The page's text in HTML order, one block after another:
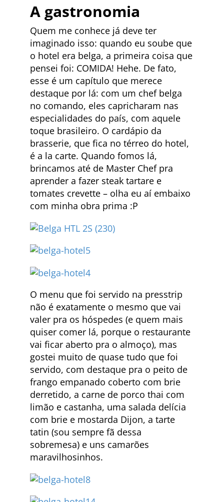
A gastronomia
Quem me conhece já deve ter
imaginado isso: quando eu soube que
o hotel era belga, a primeira coisa que
pensei foi: COMIDA! Hehe. De fato,
esse é um capítulo que merece
destaque por lá: com um chef belga
no comando, eles capricharam nas
especialidades do país, com aquele
toque brasileiro. O cardápio da
brasserie, que fica no térreo do hotel,
é a la carte. Quando fomos lá,
brincamos até de Master Chef pra
aprender a fazer steak tartare e
tomates crevette – olha eu aí embaixo
com minha obra prima :P
O menu que foi servido na presstrip
não é exatamente o mesmo que vai
valer pra os hóspedes (e quem mais
quiser comer lá, porque o restaurante
vai ficar aberto pra o almoço), mas
gostei muito de quase tudo que foi
servido, com destaque pra o peito de
frango empanado coberto com brie
derretido, a carne de porco thai com
limão e castanha, uma salada delícia
com brie e mostarda Dijon, a tarte
tatin (sou sempre fã dessa
sobremesa) e uns camarões
maravilhosinhos.